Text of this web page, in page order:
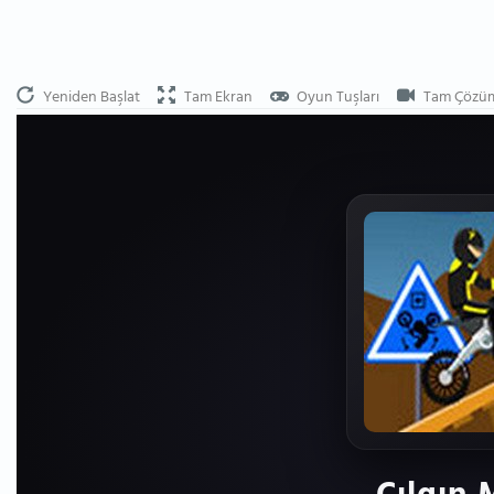
Yeniden Başlat Tam Ekran Oyun Tuşları Tam